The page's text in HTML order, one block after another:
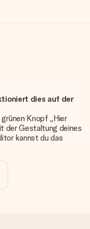
dies auf der
Knopf „Hier
der Gestaltung deines
kannst du das
um deinem
verleihen.